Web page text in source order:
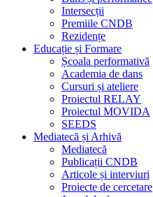
Intersecții
Premiile CNDB
Rezidențe
Educație și Formare
Școala performativă
Academia de dans
Cursuri și ateliere
Proiectul RELAY
Proiectul MOVIDA
SEEDS
Mediatecă și Arhivă
Mediatecă
Publicații CNDB
Articole și interviuri
Proiecte de cercetare